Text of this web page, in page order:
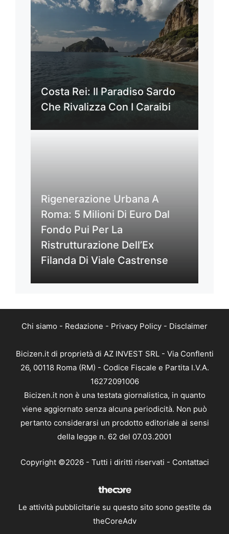
Costa Rei: Il Paradiso Sardo
Che Rivalizza Con I Caraibi
Rigenerazione Urbana A
Roma: 5 Milioni Di Euro Dal
Fondo Pui Per La
Ristrutturazione Dell’Ex
Filanda Di Viale Castrense
Chi siamo - Redazione - Privacy Policy - Disclaimer
Bicizen.it di proprietà di AZ INVEST SRL - Via Conflenti
26, 00118 Roma (RM) - Codice Fiscale e Partita I.V.A.
16272091006
Bicizen.it non è una testata giornalistica, in quanto
viene aggiornato senza alcuna periodicità. Non può
pertanto considerarsi un prodotto editoriale ai sensi
della legge n. 62 del 07.03.2001
Copyright ©2026 - Tutti i diritti riservati - Contattaci
Le attività pubblicitarie su questo sito sono gestite da
theCoreAdv